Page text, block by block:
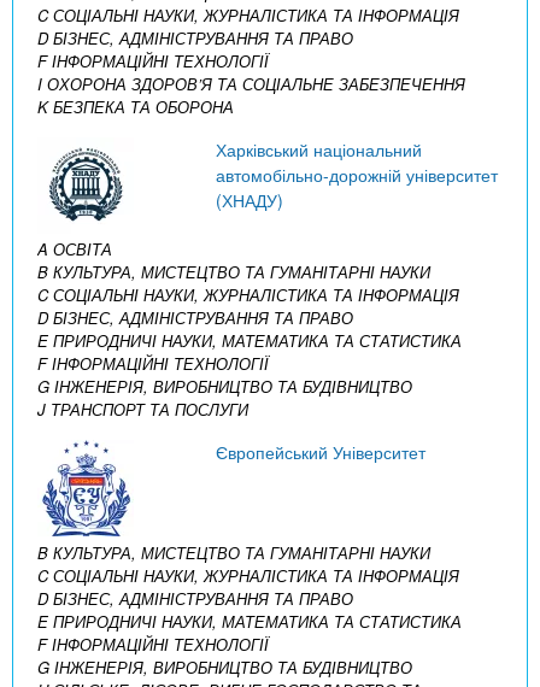
C СОЦІАЛЬНІ НАУКИ, ЖУРНАЛІСТИКА ТА ІНФОРМАЦІЯ
D БІЗНЕС, АДМІНІСТРУВАННЯ ТА ПРАВО
F ІНФОРМАЦІЙНІ ТЕХНОЛОГІЇ
I ОХОРОНА ЗДОРОВ’Я ТА СОЦІАЛЬНЕ ЗАБЕЗПЕЧЕННЯ
K БЕЗПЕКА ТА ОБОРОНА
Харківський національний
автомобільно-дорожній університет
(ХНАДУ)
A ОСВІТА
B КУЛЬТУРА, МИСТЕЦТВО ТА ГУМАНІТАРНІ НАУКИ
C СОЦІАЛЬНІ НАУКИ, ЖУРНАЛІСТИКА ТА ІНФОРМАЦІЯ
D БІЗНЕС, АДМІНІСТРУВАННЯ ТА ПРАВО
E ПРИРОДНИЧІ НАУКИ, МАТЕМАТИКА ТА СТАТИСТИКА
F ІНФОРМАЦІЙНІ ТЕХНОЛОГІЇ
G ІНЖЕНЕРІЯ, ВИРОБНИЦТВО ТА БУДІВНИЦТВО
J ТРАНСПОРТ ТА ПОСЛУГИ
Європейський Університет
B КУЛЬТУРА, МИСТЕЦТВО ТА ГУМАНІТАРНІ НАУКИ
C СОЦІАЛЬНІ НАУКИ, ЖУРНАЛІСТИКА ТА ІНФОРМАЦІЯ
D БІЗНЕС, АДМІНІСТРУВАННЯ ТА ПРАВО
E ПРИРОДНИЧІ НАУКИ, МАТЕМАТИКА ТА СТАТИСТИКА
F ІНФОРМАЦІЙНІ ТЕХНОЛОГІЇ
G ІНЖЕНЕРІЯ, ВИРОБНИЦТВО ТА БУДІВНИЦТВО